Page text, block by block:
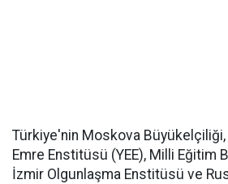
Türkiye'nin Moskova
Emre Enstitüsü (YEE), Milli Eğitim
İzmir Olgunlaşma Enstitüsü ve